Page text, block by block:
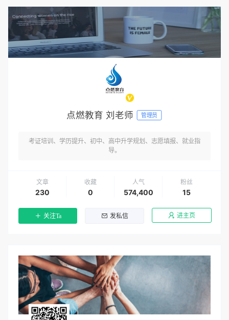
点燃教育 刘老师 管理员
考证培训、学历提升、初中、高中升学规划、志愿填报、就业指
导。
文章
230
收藏
0
人气
574,400
粉丝
15
关注Ta 发私信 进主页